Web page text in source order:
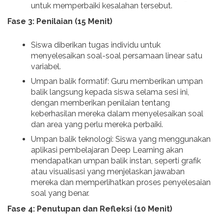
untuk memperbaiki kesalahan tersebut.
Fase 3: Penilaian (15 Menit)
Siswa diberikan tugas individu untuk
menyelesaikan soal-soal persamaan linear satu
variabel.
Umpan balik formatif: Guru memberikan umpan
balik langsung kepada siswa selama sesi ini,
dengan memberikan penilaian tentang
keberhasilan mereka dalam menyelesaikan soal
dan area yang perlu mereka perbaiki.
Umpan balik teknologi: Siswa yang menggunakan
aplikasi pembelajaran Deep Learning akan
mendapatkan umpan balik instan, seperti grafik
atau visualisasi yang menjelaskan jawaban
mereka dan memperlihatkan proses penyelesaian
soal yang benar.
Fase 4: Penutupan dan Refleksi (10 Menit)